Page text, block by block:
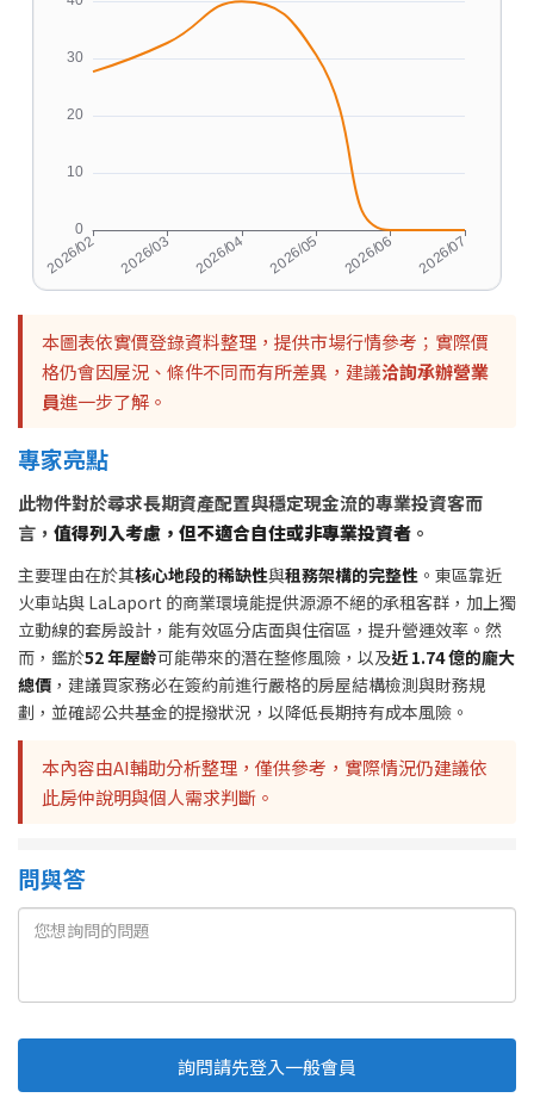
本圖表依實價登錄資料整理，提供市場行情參考；實際價
格仍會因屋況、條件不同而有所差異，建議洽詢承辦營業
員進一步了解。
專家亮點
此物件對於尋求長期資產配置與穩定現金流的專業投資客而
言， 值得列入考慮，但不適合自住或非專業投資者 。
主要理由在於其核心地段的稀缺性與租務架構的完整性 。東區靠近
火車站與 LaLaport 的商業環境能提供源源不絕的承租客群，加上獨
立動線的套房設計，能有效區分店面與住宿區，提升營運效率。然
而，鑑於52 年屋齡可能帶來的潛在整修風險，以及近 1.74 億的龐大
總價 ，建議買家務必在簽約前進行嚴格的房屋結構檢測與財務規
劃，並確認公共基金的提撥狀況，以降低長期持有成本風險。
本內容由AI輔助分析整理，僅供參考，實際情況仍建議依
此房仲說明與個人需求判斷。
問與答
詢問請先登入一般會員